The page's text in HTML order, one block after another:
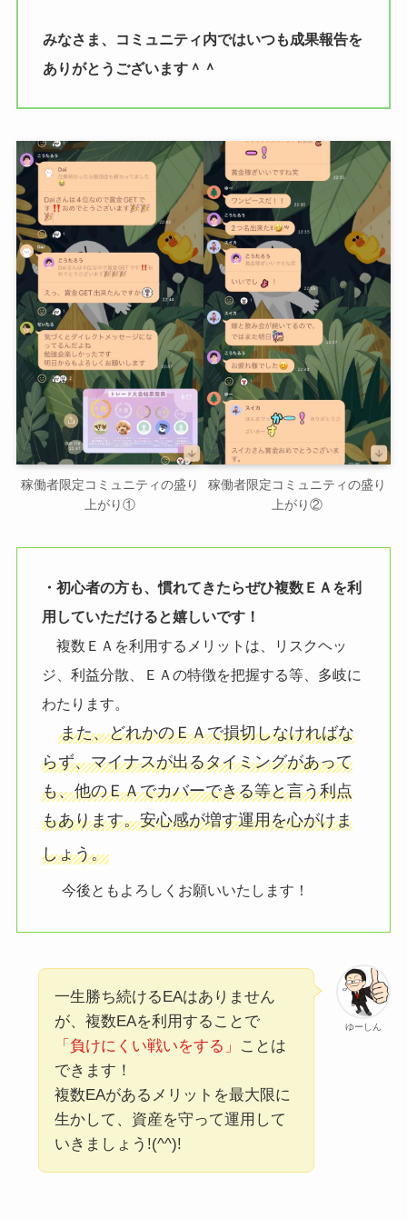
みなさま、コミュニティ内ではいつも成果報告を
ありがとうございます＾＾
稼働者限定コミュニティの盛り
上がり①
稼働者限定コミュニティの盛り
上がり②
・初心者の方も、慣れてきたらぜひ複数ＥＡを利
用していただけると嬉しいです！
複数ＥＡを利用するメリットは、リスクヘッ
ジ、利益分散、ＥＡの特徴を把握する等、多岐に
わたります。
また、どれかのＥＡで損切しなければな
らず、マイナスが出るタイミングがあって
も、他のＥＡでカバーできる等と言う利点
もあります。安心感が増す運用を心がけま
しょう。
今後ともよろしくお願いいたします！
ゆーしん
一生勝ち続けるEAはありません
が、複数EAを利用することで
「負けにくい戦いをする」
ことは
できます！
複数EAがあるメリットを最大限に
生かして、資産を守って運用して
いきましょう!(^^)!